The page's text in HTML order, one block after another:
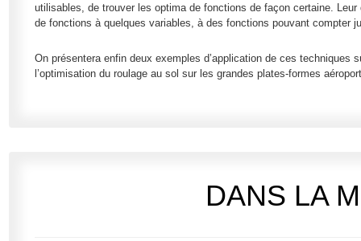
utilisables, de trouver les optima de fonctions de façon certaine.
de fonctions à quelques variables, à des fonctions pouvant compter
On présentera enfin deux exemples d’application de ces
l’optimisation du roulage au sol sur les grandes plates-formes
DANS LA